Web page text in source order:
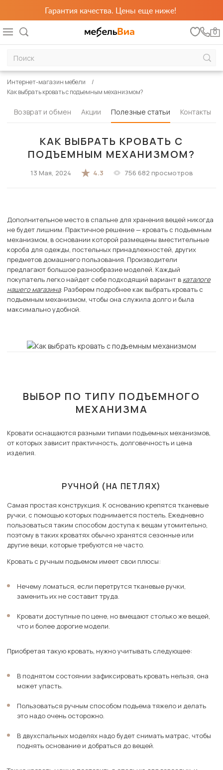
Гарантия качества. Цены еще ниже!
0
Интернет-магазин мебели
Как выбрать кровать с подъемным механизмом?
Возврат и обмен Акции Полезные статьи Контакты
КАК ВЫБРАТЬ КРОВАТЬ С
ПОДЪЕМНЫМ МЕХАНИЗМОМ?
13 Мая, 2024 4.3 756 682 просмотров
Дополнительное место в спальне для хранения вещей никогда
не будет лишним. Практичное решение — кровать с подъемным
механизмом, в основании которой размещены вместительные
короба для одежды, постельных принадлежностей, других
предметов домашнего пользования. Производители
предлагают большое разнообразие моделей. Каждый
покупатель легко найдет себе подходящий вариант в каталоге
нашего магазина. Разберем подробнее как выбрать кровать с
подъемным механизмом, чтобы она служила долго и была
максимально удобной.
ВЫБОР ПО ТИПУ ПОДЪЕМНОГО
МЕХАНИЗМА
Кровати оснащаются разными типами подъемных механизмов,
от которых зависит практичность, долговечность и цена
изделия.
РУЧНОЙ (НА ПЕТЛЯХ)
Самая простая конструкция. К основанию крепятся тканевые
ручки, с помощью которых поднимается постель. Ежедневно
пользоваться таким способом доступа к вещам утомительно,
поэтому в таких кроватях обычно хранятся сезонные или
другие вещи, которые требуются не часто.
Кровать с ручным подъемом имеет свои плюсы:
Нечему ломаться, если перетрутся тканевые ручки,
заменить их не составит труда.
Кровати доступные по цене, но вмещают столько же вещей,
что и более дорогие модели.
Приобретая такую кровать, нужно учитывать следующее:
В поднятом состоянии зафиксировать кровать нельзя, она
может упасть.
Пользоваться ручным способом подъема тяжело и делать
это надо очень осторожно.
В двухспальных моделях надо будет снимать матрас, чтобы
поднять основание и добраться до вещей.